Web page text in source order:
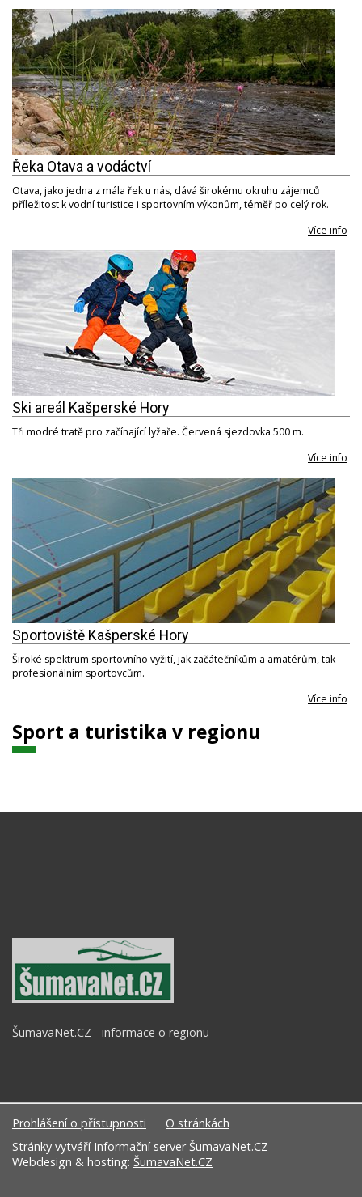
Řeka Otava a vodáctví
Otava, jako jedna z mála řek u nás, dává širokému okruhu zájemců
příležitost k vodní turistice i sportovním výkonům, téměř po celý rok.
Více info
Ski areál Kašperské Hory
Tři modré tratě pro začínající lyžaře. Červená sjezdovka 500 m.
Více info
Sportoviště Kašperské Hory
Široké spektrum sportovního vyžití, jak začátečníkům a amatérům, tak
profesionálním sportovcům.
Více info
Sport a turistika v regionu
ŠumavaNet.CZ - informace o regionu
Prohlášení o přístupnosti
O stránkách
Stránky vytváří Informační server ŠumavaNet.CZ
Webdesign & hosting: ŠumavaNet.CZ